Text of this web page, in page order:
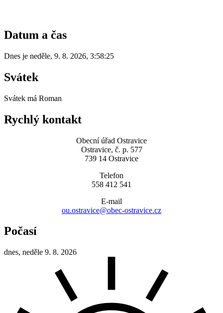
Datum a čas
Dnes je neděle, 9. 8. 2026, 3:58:25
Svátek
Svátek má Roman
Rychlý kontakt
Obecní úřad Ostravice
Ostravice, č. p. 577
739 14 Ostravice
Telefon
558 412 541
E-mail
ou.ostravice@obec-ostravice.cz
Počasí
dnes, neděle 9. 8. 2026